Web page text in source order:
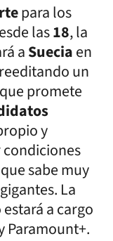
para los
las18, la
aSueciaen
un
que promete
y
sabe muy
La
a cargo
Paramount+.